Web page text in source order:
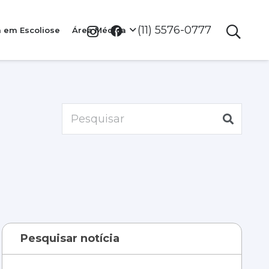
em Escoliose Área Médica (11) 5576-0777
Pesquisar notícia